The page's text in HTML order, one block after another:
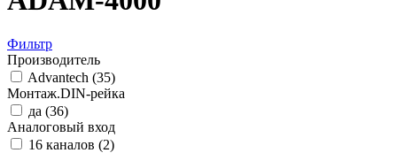
Фильтр
Производитель
Advantech (35)
Монтаж.DIN-рейка
да (36)
Аналоговый вход
16 каналов (2)